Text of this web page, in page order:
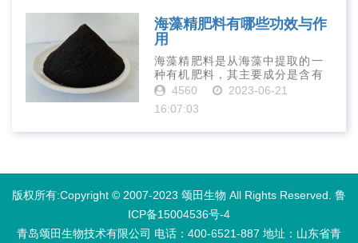
海藻精肥料有哪些功效与作
用
海藻精肥料是从海藻中提取的一
种有机肥料，其主要成分是含有
丰富的微量元素、植物生长素、
有增强作物生长、促进植物根系
4560
2023-06-21
16:07:03
版权所有:Copyright © 2007-2023 颂田生物 All Rights Reserved. 鲁
ICP备15004536号-4
青岛颂田生物技术有限公司 电话：400-6521-887​ 地址：山东省青